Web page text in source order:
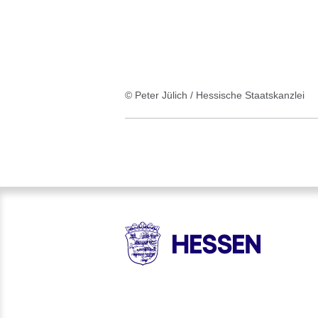
© Peter Jülich / Hessische Staatskanzlei
HESSEN - Hessische